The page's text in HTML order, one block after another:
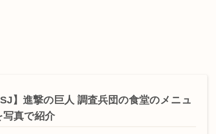
】進撃の巨人 調査兵団の食堂のメニュ
写真で紹介